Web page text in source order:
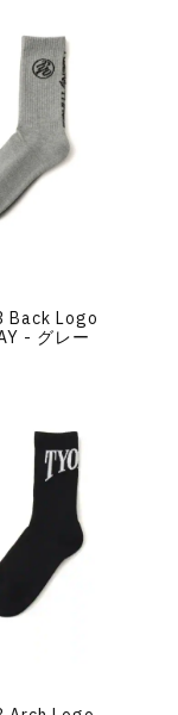
Back Logo
- グレー